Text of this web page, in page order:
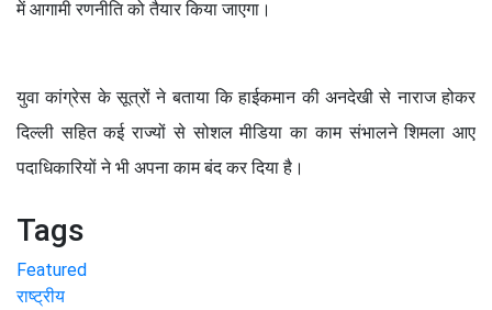
में आगामी रणनीति को तैयार किया जाएगा।
युवा कांग्रेस के सूत्रों ने बताया कि हाईकमान की अनदेखी से नाराज होकर
दिल्ली सहित कई राज्यों से सोशल मीडिया का काम संभालने शिमला आए
पदाधिकारियों ने भी अपना काम बंद कर दिया है।
Tags
Featured
राष्ट्रीय